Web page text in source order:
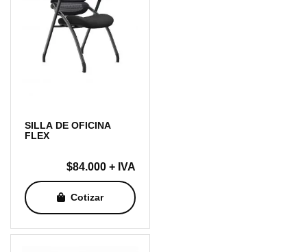
SILLA DE OFICINA
FLEX
$84.000 + IVA
Cotizar